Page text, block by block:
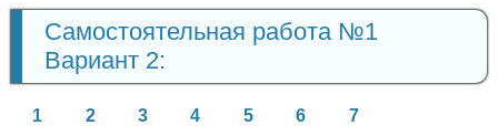
Самостоятельная работа №1
Вариант 2:
1 2 3 4 5 6 7